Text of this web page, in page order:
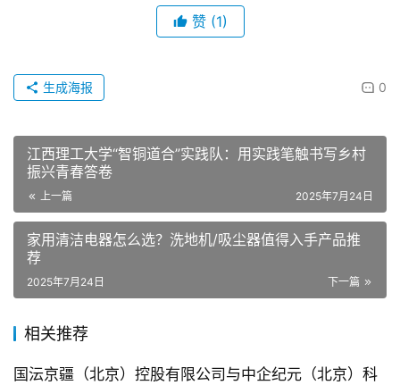
赞 (1)
0
生成海报
江西理工大学“智铜道合”实践队：用实践笔触书写乡村
振兴青春答卷
上一篇 2025年7月24日
家用清洁电器怎么选？洗地机/吸尘器值得入手产品推
荐
下一篇
2025年7月24日
相关推荐
国沄京疆（北京）控股有限公司与中企纪元（北京）科